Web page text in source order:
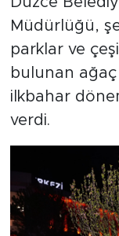
Müdürlüğü,
parklar ve
bulunan
ilkbahar
verdi.